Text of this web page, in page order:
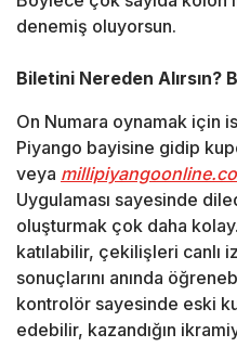
denemiş oluyorsun.
Biletini Nereden Alırsın?
On Numara oynamak için
Piyango bayisine gidip
veya
Uygulaması sayesinde
oluşturmak çok daha
katılabilir, çekilişleri canlı
sonuçlarını anında
kontrolör sayesinde eski
edebilir, kazandığın